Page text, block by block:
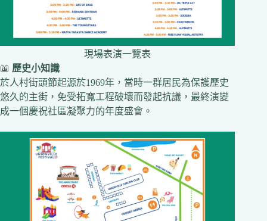
現場表演一覽表
📖 歷史小知識
於人村街頭節起源於1969年，當時一群居民為保護歷史
悠久的主街，免受拓寬工程破壞而發起抗議，最終演變
成一個慶祝社區凝聚力的年度盛會。